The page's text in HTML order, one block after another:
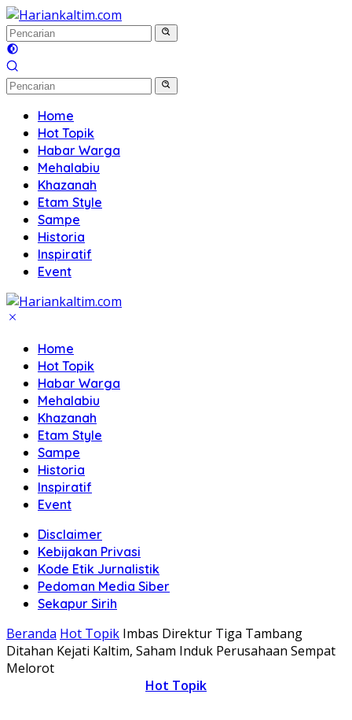
Langsung
ke
konten
Home
Hot Topik
Habar Warga
Mehalabiu
Khazanah
Etam Style
Sampe
Historia
Inspiratif
Event
Home
Hot Topik
Habar Warga
Mehalabiu
Khazanah
Etam Style
Sampe
Historia
Inspiratif
Event
Disclaimer
Kebijakan Privasi
Kode Etik Jurnalistik
Pedoman Media Siber
Sekapur Sirih
Beranda Hot Topik Imbas Direktur Tiga Tambang
Ditahan Kejati Kaltim, Saham Induk Perusahaan Sempat
Melorot
Hot Topik